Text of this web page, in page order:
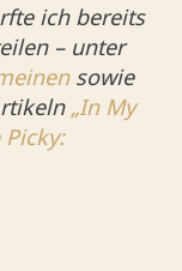
ich bereits
– unter
sowie
„In My
Picky: